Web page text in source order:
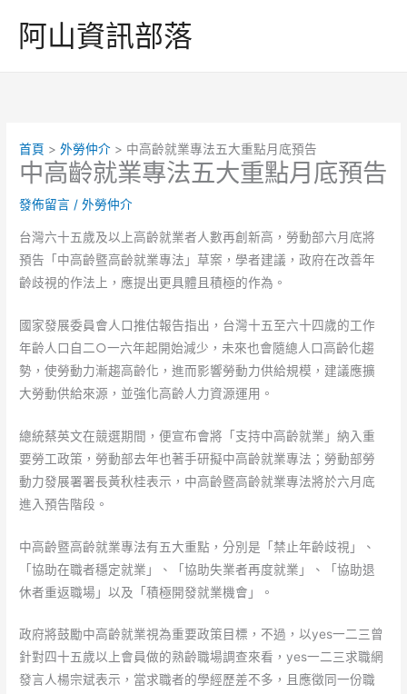
阿山資訊部落
首頁 外勞仲介 中高齡就業專法五大重點月底預告
中高齡就業專法五大重點月底預告
發佈留言 /外勞仲介
台灣六十五歲及以上高齡就業者人數再創新高，勞動部六月底將
預告「中高齡暨高齡就業專法」草案，學者建議，政府在改善年
齡歧視的作法上，應提出更具體且積極的作為。
國家發展委員會人口推估報告指出，台灣十五至六十四歲的工作
年齡人口自二○一六年起開始減少，未來也會隨總人口高齡化趨
勢，使勞動力漸趨高齡化，進而影響勞動力供給規模，建議應擴
大勞動供給來源，並強化高齡人力資源運用。
總統蔡英文在競選期間，便宣布會將「支持中高齡就業」納入重
要勞工政策，勞動部去年也著手研擬中高齡就業專法；勞動部勞
動力發展署署長黃秋桂表示，中高齡暨高齡就業專法將於六月底
進入預告階段。
中高齡暨高齡就業專法有五大重點，分別是「禁止年齡歧視」、
「協助在職者穩定就業」、「協助失業者再度就業」、「協助退
休者重返職場」以及「積極開發就業機會」。
政府將鼓勵中高齡就業視為重要政策目標，不過，以yes一二三曾
針對四十五歲以上會員做的熟齡職場調查來看，yes一二三求職網
發言人楊宗斌表示，當求職者的學經歷差不多，且應徵同一份職